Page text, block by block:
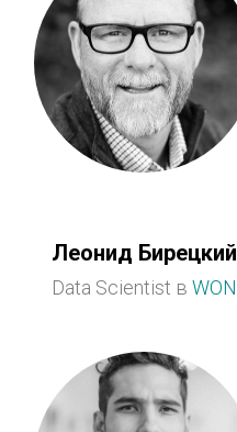
Леонид Бирецкий
Data Scientist в WON